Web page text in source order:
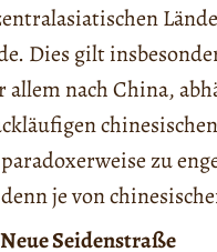
Dies gilt
allem nach China,
zu
je von
Seidenstraße